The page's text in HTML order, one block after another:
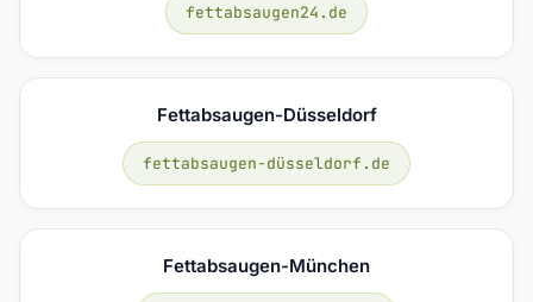
fettabsaugen24.de
Fettabsaugen-Düsseldorf
fettabsaugen-düsseldorf.de
Fettabsaugen-München